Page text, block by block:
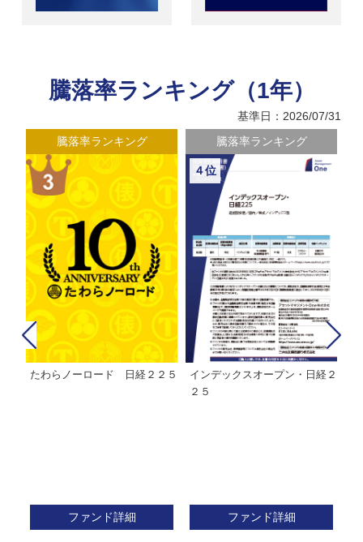
騰落率ランキング（1年）
基準日：2026/07/31
騰落率ランキング
たわらノーロード 日経２２５
ファンド詳細
騰落率ランキング
４位
インデックスオープン・日経２
２５
ファンド詳細